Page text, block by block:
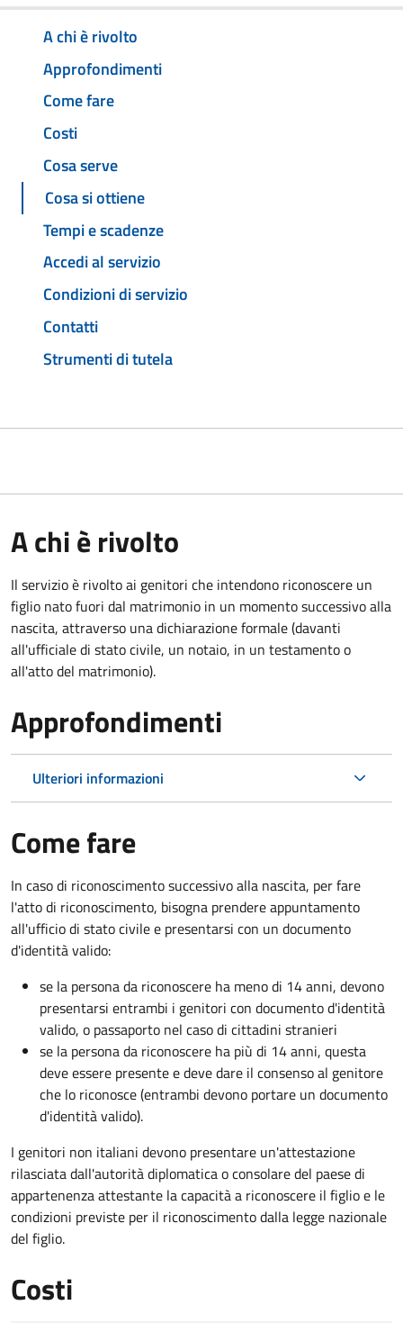
A chi è rivolto
Approfondimenti
Come fare
Costi
Cosa serve
Cosa si ottiene
Tempi e scadenze
Accedi al servizio
Condizioni di servizio
Contatti
Strumenti di tutela
A chi è rivolto
Il servizio è rivolto ai genitori che intendono riconoscere un
figlio nato fuori dal matrimonio in un momento successivo alla
nascita, attraverso una dichiarazione formale (davanti
all'ufficiale di stato civile, un notaio, in un testamento o
all'atto del matrimonio).
Approfondimenti
Ulteriori informazioni
Come fare
In caso di riconoscimento successivo alla nascita, per fare
l'atto di riconoscimento, bisogna prendere appuntamento
all'ufficio di stato civile e presentarsi con un documento
d'identità valido:
se la persona da riconoscere ha meno di 14 anni, devono
presentarsi entrambi i genitori con documento d'identità
valido, o passaporto nel caso di cittadini stranieri
se la persona da riconoscere ha più di 14 anni, questa
deve essere presente e deve dare il consenso al genitore
che lo riconosce (entrambi devono portare un documento
d'identità valido).
I genitori non italiani devono presentare un'attestazione
rilasciata dall'autorità diplomatica o consolare del paese di
appartenenza attestante la capacità a riconoscere il figlio e le
condizioni previste per il riconoscimento dalla legge nazionale
del figlio.
Costi